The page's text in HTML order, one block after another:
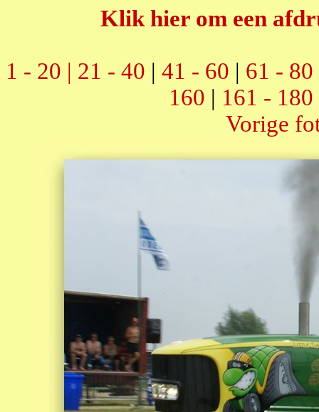
Klik hier om een
1 - 20 | 21 - 40 | 41 - 60 | 61 - 80
160 | 161 - 180
Vorige